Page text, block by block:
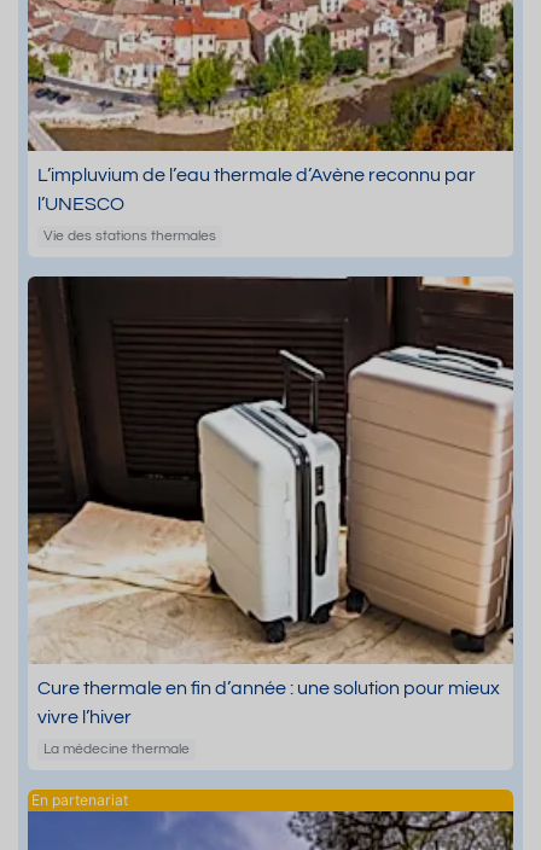
L’impluvium de l’eau thermale d’Avène reconnu par
l’UNESCO
Vie des stations thermales
Cure thermale en fin d’année : une solution pour mieux
vivre l’hiver
La médecine thermale